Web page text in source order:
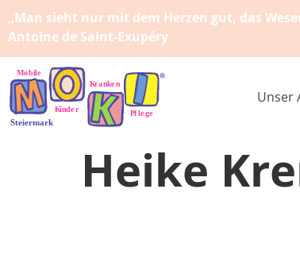
„Man sieht nur mit dem Herzen gut, das
Antoine de Saint-Exupéry
Unser
Heike